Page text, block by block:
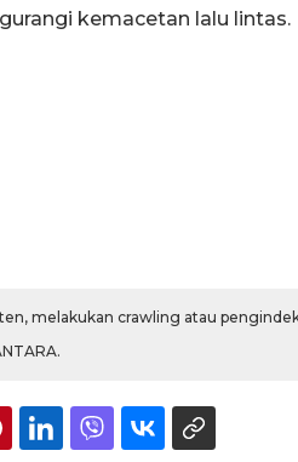
kemacetan lalu lintas.
melakukan crawling atau